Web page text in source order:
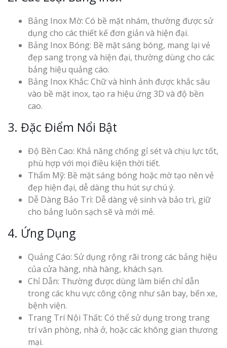
Bảng Inox Mờ: Có bề mặt nhám, thường được sử
dụng cho các thiết kế đơn giản và hiện đại.
Bảng Inox Bóng: Bề mặt sáng bóng, mang lại vẻ
đẹp sang trọng và hiện đại, thường dùng cho các
bảng hiệu quảng cáo.
Bảng Inox Khắc: Chữ và hình ảnh được khắc sâu
vào bề mặt inox, tạo ra hiệu ứng 3D và độ bền
cao.
3. Đặc Điểm Nổi Bật
Độ Bền Cao: Khả năng chống gỉ sét và chịu lực tốt,
phù hợp với mọi điều kiện thời tiết.
Thẩm Mỹ: Bề mặt sáng bóng hoặc mờ tạo nên vẻ
đẹp hiện đại, dễ dàng thu hút sự chú ý.
Dễ Dàng Bảo Trì: Dễ dàng vệ sinh và bảo trì, giữ
cho bảng luôn sạch sẽ và mới mẻ.
4. Ứng Dụng
Quảng Cáo: Sử dụng rộng rãi trong các bảng hiệu
của cửa hàng, nhà hàng, khách sạn.
Chỉ Dẫn: Thường được dùng làm biển chỉ dẫn
trong các khu vực công cộng như sân bay, bến xe,
bệnh viện.
Trang Trí Nội Thất: Có thể sử dụng trong trang
trí văn phòng, nhà ở, hoặc các không gian thương
mại.